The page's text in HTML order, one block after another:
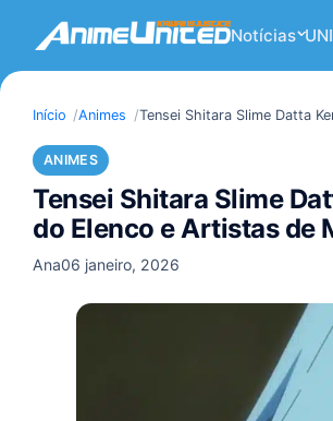
Notícias
Início Animes Tensei Shitara Slime Datta
ANIMES
Tensei Shitara Slime
do Elenco e Artistas de
Ana06 janeiro, 2026